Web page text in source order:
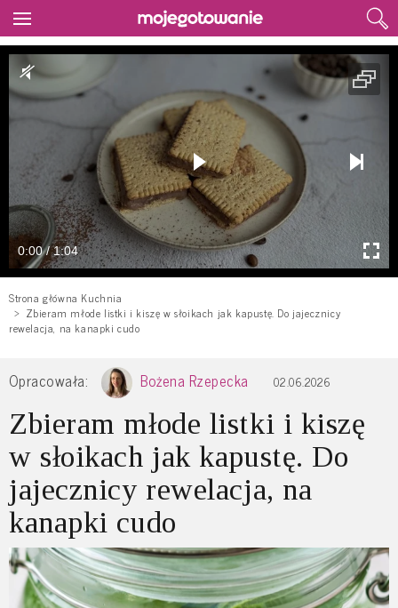
0:00 / 1:04
Strona główna Kuchnia
Zbieram młode listki i kiszę w słoikach jak kapustę. Do jajecznicy
rewelacja, na kanapki cudo
Opracowała: Bożena Rzepecka 02.06.2026
Zbieram młode listki i kiszę
w słoikach jak kapustę. Do
jajecznicy rewelacja, na
kanapki cudo